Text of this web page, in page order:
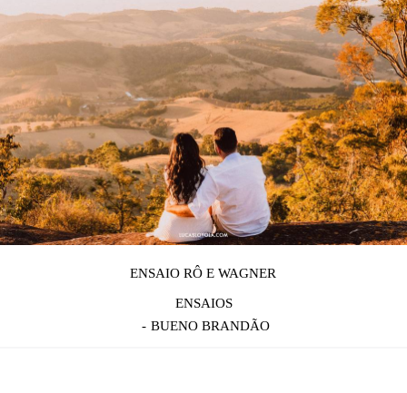
ENSAIO RÔ E WAGNER
ENSAIOS
BUENO BRANDÃO